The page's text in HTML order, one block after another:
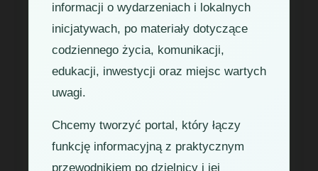
informacji o wydarzeniach i lokalnych
inicjatywach, po materiały dotyczące
codziennego życia, komunikacji,
edukacji, inwestycji oraz miejsc wartych
uwagi.
Chcemy tworzyć portal, który łączy
funkcję informacyjną z praktycznym
przewodnikiem po dzielnicy i jej